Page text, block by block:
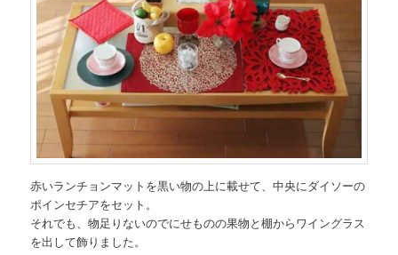
赤いランチョンマットを黒い物の上に載せて、中央にダイソーの
ポインセチアをセット。
それでも、物足りないのでにせものの果物と棚からワイングラス
を出して飾りました。